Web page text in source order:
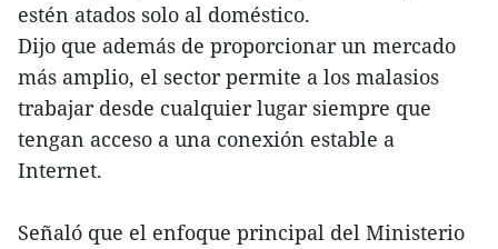
estén atados solo al doméstico.
Dijo que además de proporcionar un mercado
más amplio, el sector permite a los malasios
trabajar desde cualquier lugar siempre que
tengan acceso a una conexión estable a
Internet.
Señaló que el enfoque principal del Ministerio